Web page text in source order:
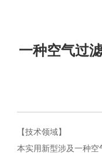
一种空气过
【技术领域】
本实用新型涉及一种